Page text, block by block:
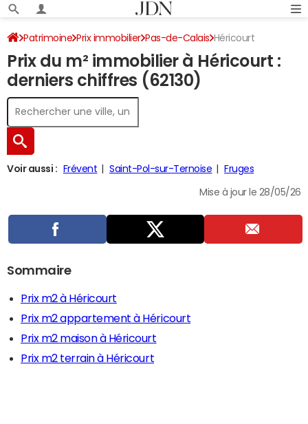
Patrimoine Prix immobilier Pas-de-Calais Héricourt
Prix du m² immobilier à Héricourt :
derniers chiffres (62130)
Voir aussi : Frévent Saint-Pol-sur-Ternoise Fruges
Mise à jour le 28/05/26
Sommaire
Prix m2 à Héricourt
Prix m2 appartement à Héricourt
Prix m2 maison à Héricourt
Prix m2 terrain à Héricourt